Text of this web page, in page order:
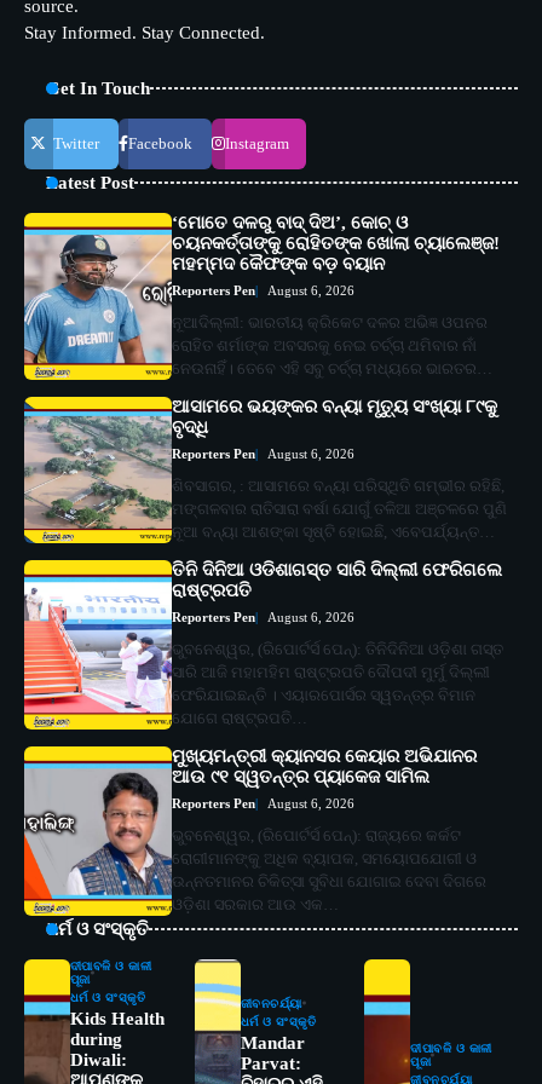
source.
Stay Informed. Stay Connected.
Get In Touch
Twitter Facebook Instagram
Latest Post
‘ମୋତେ ଦଳରୁ ବାଦ୍ ଦିଅ’, କୋଚ୍ ଓ
ଚୟନକର୍ତ୍ତାଙ୍କୁ ରୋହିତଙ୍କ ଖୋଲା ଚ୍ୟାଲେଞ୍ଜ!
ମହମ୍ମଦ କୈଫଙ୍କ ବଡ଼ ବୟାନ
Reporters Pen August 6, 2026
ନୂଆଦିଲ୍ଲୀ: ଭାରତୀୟ କ୍ରିକେଟ ଦଳର ଅଭିଜ୍ଞ ଓପନର
ରୋହିତ ଶର୍ମାଙ୍କ ଅବସରକୁ ନେଇ ଚର୍ଚ୍ଚା ଥମିବାର ନାଁ
ନେଉନାହିଁ। ତେବେ ଏହି ସବୁ ଚର୍ଚ୍ଚା ମଧ୍ୟରେ ଭାରତର…
ଆସାମରେ ଭୟଙ୍କର ବନ୍ୟା ମୃତ୍ୟୁ ସଂଖ୍ୟା ୮୯କୁ
ବୃଦ୍ଧି
Reporters Pen August 6, 2026
ଶିବସାଗର, : ଆସାମରେ ବନ୍ୟା ପରିସ୍ଥିତି ଗମ୍ଭୀର ରହିଛି,
ମଙ୍ଗଳବାର ରାତିସାରା ବର୍ଷା ଯୋଗୁଁ ତଳିଆ ଅଞ୍ଚଳରେ ପୁଣି
ନୂଆ ବନ୍ୟା ଆଶଙ୍କା ସୃଷ୍ଟି ହୋଇଛି, ଏବେପର୍ଯ୍ୟନ୍ତ…
ତିନି ଦିନିଆ ଓଡିଶାଗସ୍ତ ସାରି ଦିଲ୍ଲୀ ଫେରିଗଲେ
ରାଷ୍ଟ୍ରପତି
Reporters Pen August 6, 2026
ଭୁବନେଶ୍ୱର, (ରିପୋର୍ଟର୍ସ ପେନ୍‌): ତିନିଦିନିଆ ଓଡ଼ିଶା ଗସ୍ତ
ସାରି ଆଜି ମହାମହିମ ରାଷ୍ଟ୍ରପତି ଦୌପଦୀ ମୁର୍ମୁ ଦିଲ୍ଲୀ
ଫେରିଯାଇଛନ୍ତି । ଏୟାରପୋର୍ସର ସ୍ୱତନ୍ତ୍ର ବିମାନ
ଯୋଗେ ରାଷ୍ଟ୍ରପତି…
ମୁଖ୍ୟମନ୍ତ୍ରୀ କ୍ୟାନସର କେୟାର ଅଭିଯାନର
ଆଉ ୯୧ ସ୍ୱତନ୍ତ୍ର ପ୍ୟାକେଜ ସାମିଲ
Reporters Pen August 6, 2026
ଭୁବନେଶ୍ୱର, (ରିପୋର୍ଟର୍ସ ପେନ୍‌): ରାଜ୍ୟରେ କର୍କଟ
ରୋଗୀମାନଙ୍କୁ ଅଧିକ ବ୍ୟାପକ, ସମୟୋପଯୋଗୀ ଓ
ଉନ୍ନତମାନର ଚିକିତ୍ସା ସୁବିଧା ଯୋଗାଇ ଦେବା ଦିଗରେ
ଓଡ଼ିଶା ସରକାର ଆଉ ଏକ…
ଧର୍ମ ଓ ସଂସ୍କୃତି
ଦୀପାବଳି ଓ କାଳୀ
ପୂଜା
ଧର୍ମ ଓ ସଂସ୍କୃତି
Kids Health
during
Diwali:
ଜୀବନଚର୍ଯ୍ୟା
ଧର୍ମ ଓ ସଂସ୍କୃତି
Mandar
Parvat:
ଦୀପାବଳି ଓ କାଳୀ
ପୂଜା
ଜୀବନଚର୍ଯ୍ୟା